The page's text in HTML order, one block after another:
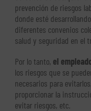
prevención de riesgos
donde esté
diferentes convenios
salud y seguridad en el
Por lo tanto, el
los riesgos que se
necesarios para
proporcionar la
evitar riesgos, etc.